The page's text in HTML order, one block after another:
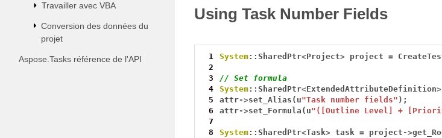
Travailler avec VBA
Conversion des données du
projet
Aspose.Tasks référence de l'API
Using Task Number Fields
1 System::SharedPtr<Project> project =
2
3
// Set formula
4
System::SharedPtr<ExtendedAttributeDefinition>
5
attr->set_Alias(u"Task number fields" );
6
attr->set_Formula(u"([Outline Level] +
7
8
System::SharedPtr<Task> task = project ->